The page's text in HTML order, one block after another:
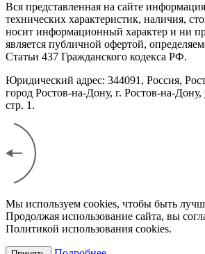
Вся представленная на сайте
технических характеристик, наличия,
носит информационный характер и ни
является публичной офертой,
Статьи 437 Гражданского кодекса РФ.
Юридический адрес: 344091, Россия,
город Ростов-на-Дону, г. Ростов-на-Дону,
стр. 1.
Мы используем cookies, чтобы быть
Продолжая использование сайта, вы
Политикой использования cookies.